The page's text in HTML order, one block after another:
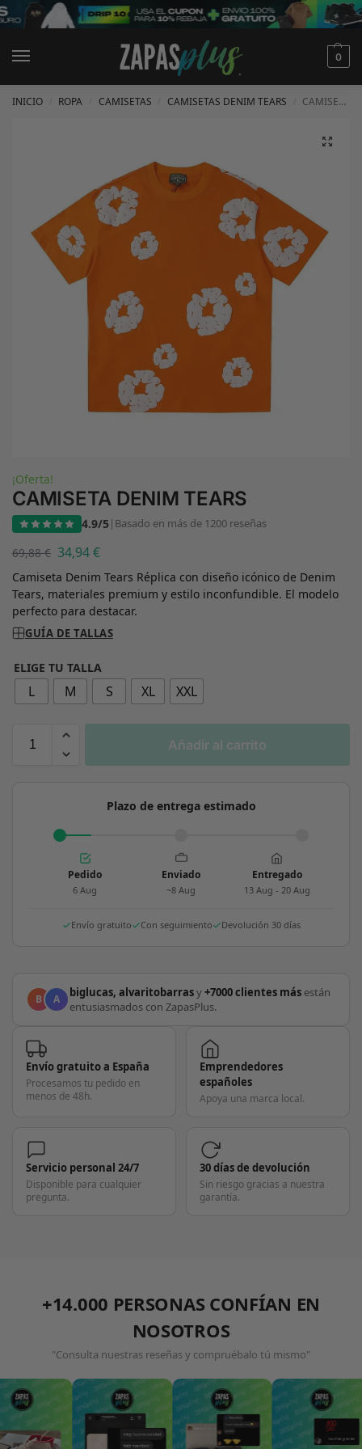
0
INICIO ROPA CAMISETAS CAMISETAS DENIM TEARS CAMISETA DENIM TEARS
¡Oferta!
CAMISETA DENIM TEARS
4.9/5| Basado en más de 1200 reseñas
69,88€ 34,94€
Camiseta Denim Tears Réplica con diseño icónico de Denim
Tears, materiales premium y estilo inconfundible. El modelo
perfecto para destacar.
GUÍA DE TALLAS
ELIGE TU TALLA
L M S XL XXL
Añadir al carrito
Plazo de entrega estimado
Pedido
6 Aug
Enviado
~8 Aug
Entregado
13 Aug - 20 Aug
Envío gratuito Con seguimiento Devolución 30 días
B A biglucas, alvaritobarrasy+7000 clientes más están
entusiasmados con ZapasPlus.
Envío gratuito a España
Procesamos tu pedido en
menos de 48h.
Emprendedores
españoles
Apoya una marca local.
Servicio personal 24/7
Disponible para cualquier
pregunta.
30 días de devolución
Sin riesgo gracias a nuestra
garantía.
+14.000 PERSONAS CONFÍAN EN
NOSOTROS
"Consulta nuestras reseñas y compruébalo tú mismo"